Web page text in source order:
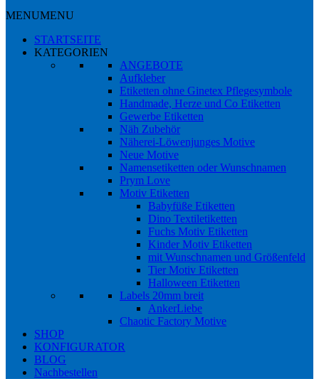
MENUMENU
STARTSEITE
KATEGORIEN
ANGEBOTE
Aufkleber
Etiketten ohne Ginetex Pflegesymbole
Handmade, Herze und Co Etiketten
Gewerbe Etiketten
Näh Zubehör
Näherei-Löwenjunges Motive
Neue Motive
Namensetiketten oder Wunschnamen
Prym Love
Motiv Etiketten
Babyfüße Etiketten
Dino Textiletiketten
Fuchs Motiv Etiketten
Kinder Motiv Etiketten
mit Wunschnamen und Größenfeld
Tier Motiv Etiketten
Halloween Etiketten
Labels 20mm breit
AnkerLiebe
Chaotic Factory Motive
SHOP
KONFIGURATOR
BLOG
Nachbestellen